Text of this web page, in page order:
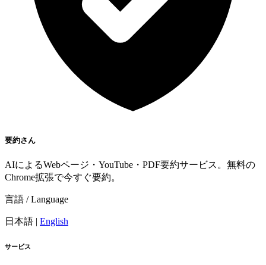
要約さん
AIによるWebページ・YouTube・PDF要約サービス。無料の
Chrome拡張で今すぐ要約。
言語 / Language
日本語 | English
サービス